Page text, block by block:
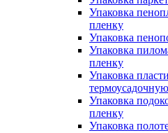
Упаковка
пленку
Упаковка
Упаковка
пленку
Упаковка
Упаковка
пленку
Упаковка